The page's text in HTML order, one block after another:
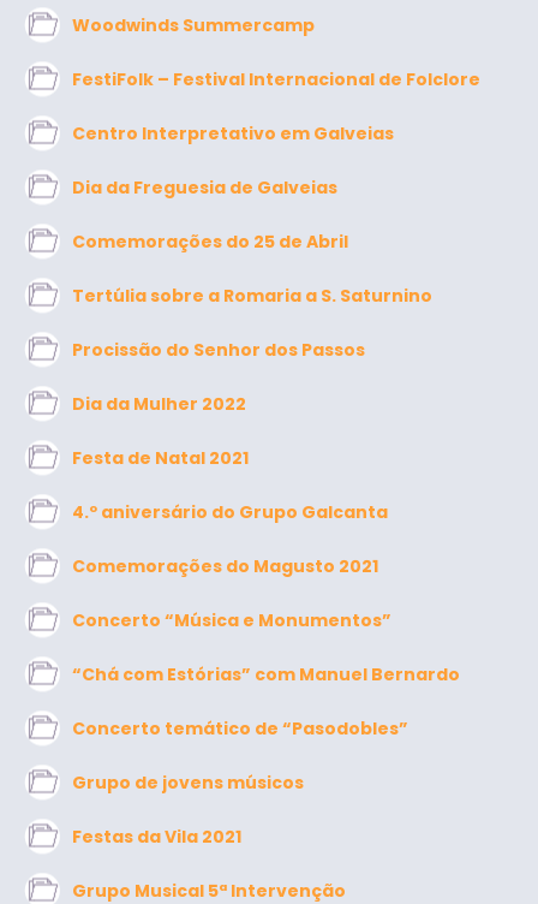
Woodwinds Summercamp
FestiFolk – Festival Internacional de Folclore
Centro Interpretativo em Galveias
Dia da Freguesia de Galveias
Comemorações do 25 de Abril
Tertúlia sobre a Romaria a S. Saturnino
Procissão do Senhor dos Passos
Dia da Mulher 2022
Festa de Natal 2021
4.º aniversário do Grupo Galcanta
Comemorações do Magusto 2021
Concerto “Música e Monumentos”
“Chá com Estórias” com Manuel Bernardo
Concerto temático de “Pasodobles”
Grupo de jovens músicos
Festas da Vila 2021
Grupo Musical 5ª Intervenção